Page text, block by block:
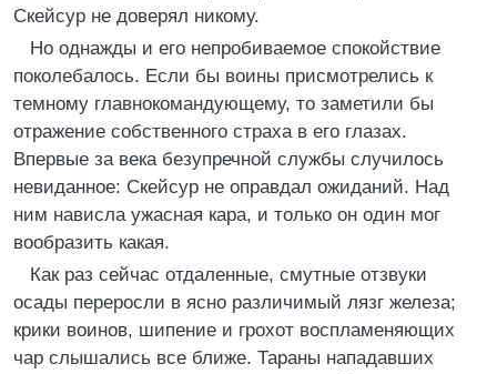
Скейсур не доверял никому.
Но однажды и его непробиваемое спокойствие
поколебалось. Если бы воины присмотрелись к
темному главнокомандующему, то заметили бы
отражение собственного страха в его глазах.
Впервые за века безупречной службы случилось
невиданное: Скейсур не оправдал ожиданий. Над
ним нависла ужасная кара, и только он один мог
вообразить какая.
Как раз сейчас отдаленные, смутные отзвуки
осады переросли в ясно различимый лязг железа;
крики воинов, шипение и грохот воспламеняющих
чар слышались все ближе. Тараны нападавших